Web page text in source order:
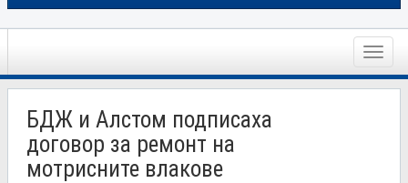
Toggle
БДЖ и Алстом подписаха
договор за ремонт на
мотрисните влакове